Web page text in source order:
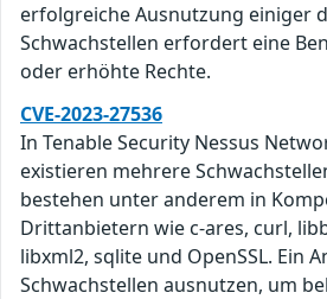
erfolgreiche Ausnutzung einiger
Schwachstellen erfordert eine
oder erhöhte Rechte.
CVE-2023-27536
In Tenable Security Nessus
existieren mehrere
bestehen unter anderem in
Drittanbietern wie c-ares, curl,
libxml2, sqlite und OpenSSL. Ein
Schwachstellen ausnutzen, um